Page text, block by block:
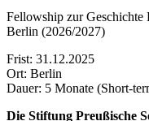
Fellowship zur Geschichte
Berlin (2026/2027)
Frist: 31.12.2025
Ort: Berlin
Dauer: 5 Monate (Short-
Die Stiftung Preußische